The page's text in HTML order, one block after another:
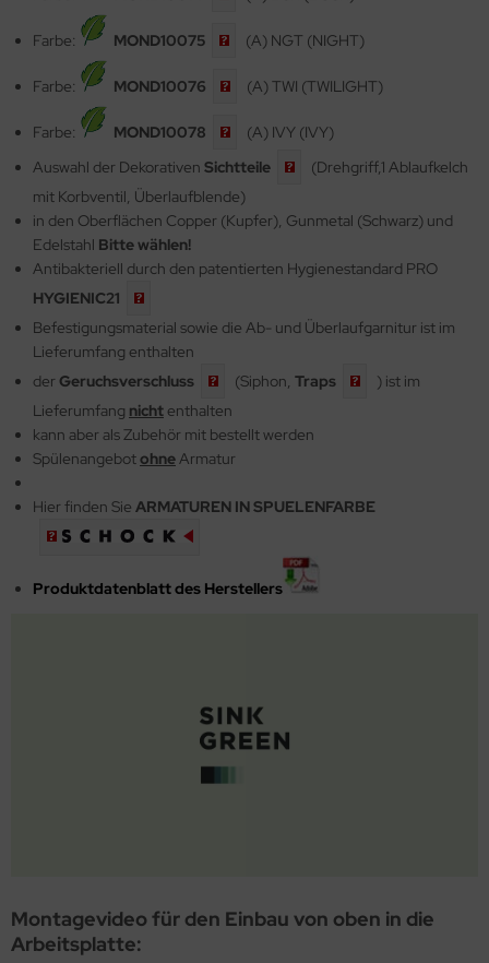
Farbe: MOND10075 (A) NGT (NIGHT)
Farbe: MOND10076 (A) TWI (TWILIGHT)
Farbe: MOND10078
(A) IVY (IVY)
Auswahl der Dekorativen Sichtteile
(Drehgriff,1 Ablaufkelch
mit Korbventil, Überlaufblende)
in den Oberflächen Copper (Kupfer), Gunmetal (Schwarz) und
Edelstahl Bitte wählen!
Antibakteriell durch den patentierten Hygienestandard PRO
HYGIENIC21
Befestigungsmaterial sowie die Ab- und Überlaufgarnitur ist im
Lieferumfang enthalten
der Geruchsverschluss (Siphon, Traps
) ist im
Lieferumfang nicht enthalten
kann aber als Zubehör mit bestellt werden
SpülenangebotohneArmatur
Hier finden Sie ARMATUREN IN SPUELENFARBE
Produktdatenblatt des Herstellers
Montagevideo für den Einbau von oben in die
Arbeitsplatte: